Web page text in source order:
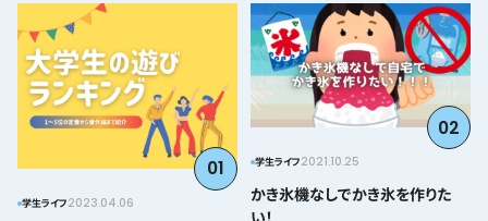
01
学生ライフ2023.04.06
02
学生ライフ2021.10.25
かき氷機なしでかき氷を作りた